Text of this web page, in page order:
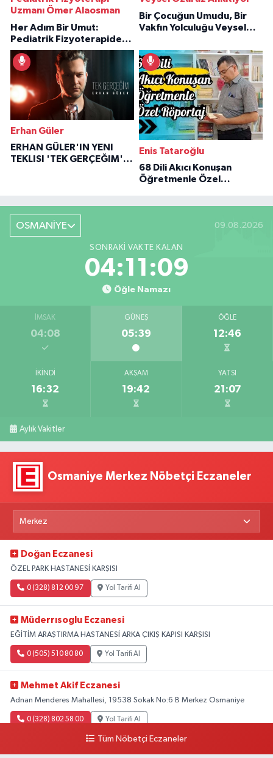
Uzmanı Ömer Alaosman
Her Adım Bir Umut:
Pediatrik Fizyoterapiden
İlham Veren Hikâyeler
Bir Çocuğun Umudu, Bir
Vakfın Yolculuğu Veysel
Erhan Güler
ERHAN GÜLER'IN YENI
TEKLISI 'TEK GERÇEĞIM'LE
Enis Tataroğlu
68 Dili Akıcı Konuşan
Öğretmenle Özel
OSMANİYE 09.08.2026
SONRAKI VAKTE KALAN
04:11:08
Öğle Namazı
İMSAK
04:08
GÜNEŞ
05:39
ÖĞLE
12:46
İKINDI
16:32
AKŞAM
19:42
YATSI
21:07
Aylık Vakitler
Osmaniye Merkez Nöbetçi Eczaneler
Doğan Eczanesi
ÖZEL PARK HASTANESİ KARŞISI
0 (328) 812 00 97 Yol Tarifi Al
Müderrısoglu Eczanesi
EĞİTİM ARAŞTIRMA HASTANESİ ARKA ÇIKIŞ KAPISI KARŞISI
0 (505) 510 80 80 Yol Tarifi Al
Mehmet Akif Eczanesi
Adnan Menderes Mahallesi, 19538 Sokak No:6 B Merkez Osmaniye
0 (328) 802 58 00 Yol Tarifi Al
Tüm Nöbetçi Eczaneler